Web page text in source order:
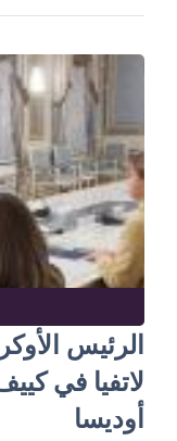
الرئيس
لاتفيا في
أوديسا